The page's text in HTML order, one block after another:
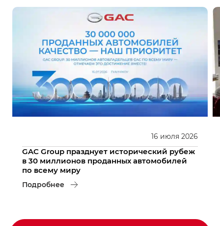
16 июля 2026
GAC Group празднует исторический рубеж
в 30 миллионов проданных автомобилей
по всему миру
Подробнее